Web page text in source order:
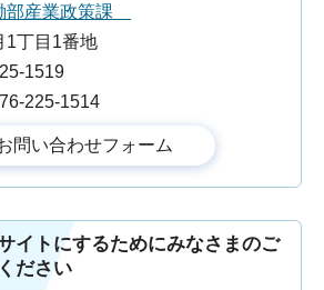
部産業政策課
1丁目1番地
1519
225-1514
イトにするためにみなさまのご
ださい